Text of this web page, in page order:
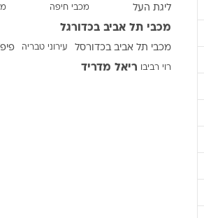
החידה של ספורט1
ארכיון מדורים מחוץ לקווים
ליגת העל מכבי חיפה
מכבי תל אביב בכדורגל
מכבי תל אביב בכדורסל עירוני טבריה
רוי רביבו ריאל מדריד